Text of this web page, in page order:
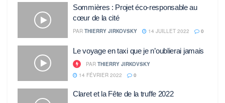
Sommières : Projet éco-responsable au
cœur de la cité
PAR THIERRY JIRKOVSKY 14 JUILLET 2022 0
Le voyage en taxi que je n’oublierai jamais
PAR THIERRY JIRKOVSKY
14 FÉVRIER 2022
0
Claret et la Fête de la truffe 2022